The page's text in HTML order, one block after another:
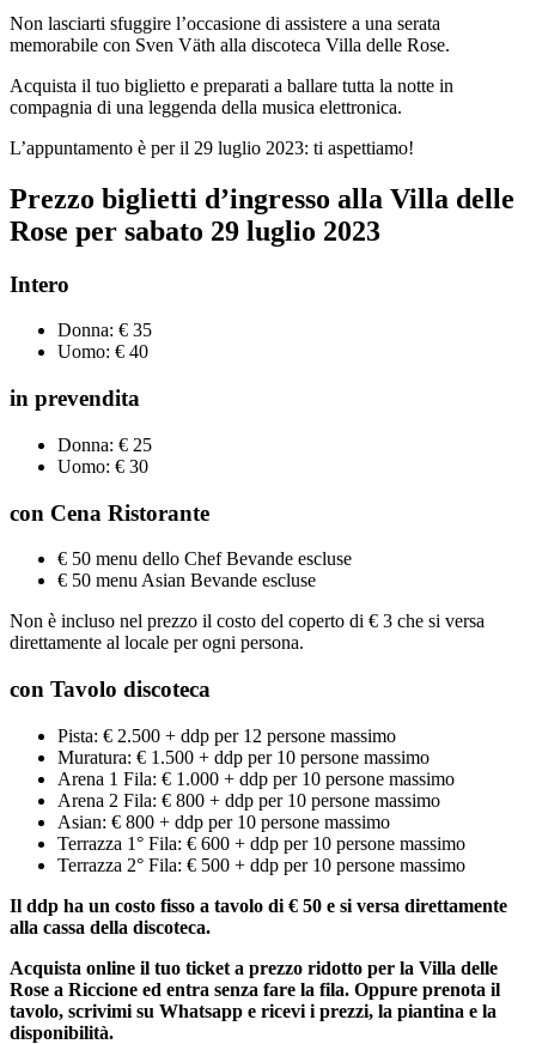
Non lasciarti sfuggire l’occasione di assistere a una serata
memorabile con Sven Väth alla discoteca Villa delle Rose.
Acquista il tuo biglietto e preparati a ballare tutta la notte in
compagnia di una leggenda della musica elettronica.
L’appuntamento è per il 29 luglio 2023: ti aspettiamo!
Prezzo biglietti d’ingresso alla Villa delle
Rose per sabato 29 luglio 2023
Intero
Donna: € 35
Uomo: € 40
in prevendita
Donna: € 25
Uomo: € 30
con Cena Ristorante
€ 50 menu dello Chef Bevande escluse
€ 50 menu Asian Bevande escluse
Non è incluso nel prezzo il costo del coperto di € 3 che si versa
direttamente al locale per ogni persona.
con Tavolo discoteca
Pista: € 2.500 + ddp per 12 persone massimo
Muratura: € 1.500 + ddp per 10 persone massimo
Arena 1 Fila: € 1.000 + ddp per 10 persone massimo
Arena 2 Fila: € 800 + ddp per 10 persone massimo
Asian: € 800 + ddp per 10 persone massimo
Terrazza 1° Fila: € 600 + ddp per 10 persone massimo
Terrazza 2° Fila: € 500 + ddp per 10 persone massimo
Il ddp ha un costo fisso a tavolo di € 50 e si versa direttamente
alla cassa della discoteca.
Acquista online il tuo ticket a prezzo ridotto per la Villa delle
Rose a Riccione ed entra senza fare la fila. Oppure prenota il
tavolo, scrivimi su Whatsapp e ricevi i prezzi, la piantina e la
disponibilità.